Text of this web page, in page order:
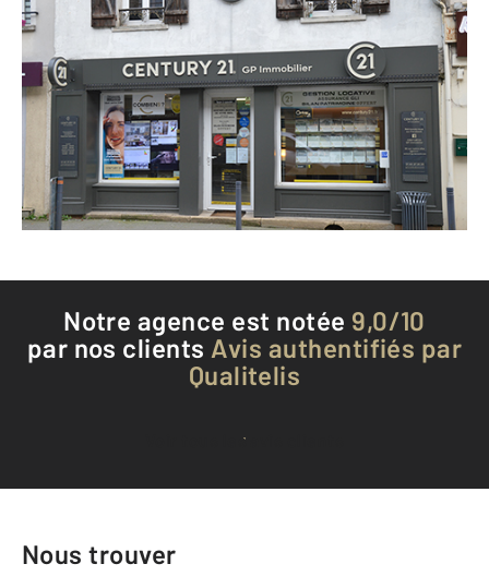
CENTURY 21 GP Immobilier
133 rue du Général de Gaulle
DAMMARTIN EN GOELE - 77230
Envoyer un message
Téléphoner à l'agence
Notre agence est notée 9,0/10
par nos clients Avis authentifiés par
Qualitelis
Voir tous les avis clients
Nous trouver